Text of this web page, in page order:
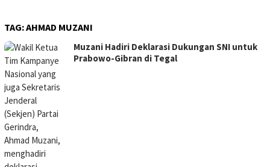
TAG:AHMAD MUZANI
Muzani Hadiri Deklarasi Dukungan SNI untuk
Prabowo-Gibran di Tegal